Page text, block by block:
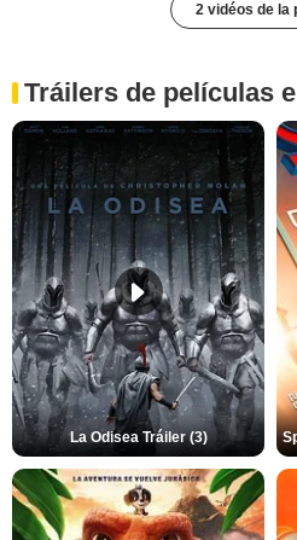
2 vidéos de la
Tráilers de películas
La Odisea Tráiler (3)